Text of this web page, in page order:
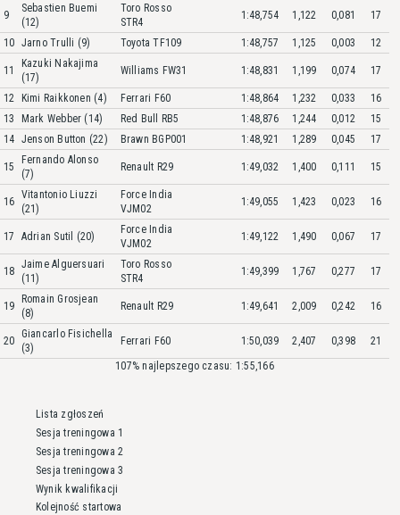
9
Sebastien Buemi
(12)
Toro Rosso
STR4
1:48,754 1,122 0,081 17
10 Jarno Trulli (9) Toyota TF109 1:48,757 1,125 0,003 12
11
Kazuki Nakajima
(17)
Williams FW31 1:48,831 1,199 0,074 17
12 Kimi Raikkonen (4) Ferrari F60 1:48,864 1,232 0,033
16
13
Mark Webber (14) Red Bull RB5 1:48,876 1,244 0,012
15
14 Jenson Button (22) Brawn BGP001 1:48,921 1,289 0,045 17
15
Fernando Alonso
(7)
Renault R29 1:49,032 1,400 0,111 15
16
Vitantonio Liuzzi
(21)
Force India
VJM02
1:49,055 1,423 0,023 16
17 Adrian Sutil (20)
Force India
VJM02
1:49,122 1,490 0,067 17
18
Jaime Alguersuari
(11)
Toro Rosso
STR4
1:49,399 1,767 0,277 17
19
Romain Grosjean
(8)
Renault R29 1:49,641 2,009 0,242 16
20
Giancarlo Fisichella
(3)
Ferrari F60 1:50,039 2,407 0,398
21
107% najlepszego czasu: 1:55,166
Lista zgłoszeń
Sesja treningowa 1
Sesja treningowa 2
Sesja treningowa 3
Wynik kwalifikacji
Kolejność startowa